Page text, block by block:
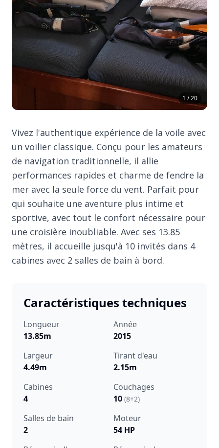
1 / 20
Vivez l'authentique expérience de la voile avec
un voilier classique. Conçu pour les amateurs
de navigation traditionnelle, il allie
performances rapides et charme de fendre la
mer avec la seule force du vent. Parfait pour
qui souhaite une aventure plus intime et
sportive, avec tout le confort nécessaire pour
une croisière inoubliable. Avec ses 13.85
mètres, il accueille jusqu'à 10 invités dans 4
cabines avec 2 salles de bain à bord.
Caractéristiques techniques
Longueur
13.85m
Année
2015
Largeur
4.49m
Tirant d'eau
2.15m
Cabines
4
Couchages
10 (8+2)
Salles de bain
2
Moteur
54 HP